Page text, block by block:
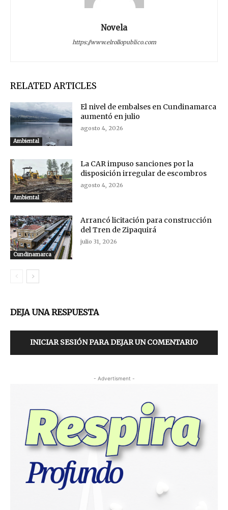
Novela
https://www.elrollopublico.com
RELATED ARTICLES
Ambiental
El nivel de embalses en Cundinamarca
aumentó en julio
agosto 4, 2026
Ambiental
La CAR impuso sanciones por la
disposición irregular de escombros
agosto 4, 2026
Cundinamarca
Arrancó licitación para construcción
del Tren de Zipaquirá
julio 31, 2026
DEJA UNA RESPUESTA
INICIAR SESIÓN PARA DEJAR UN COMENTARIO
- Advertisment -